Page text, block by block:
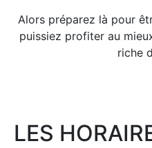
Alors préparez là pour
puissiez profiter au
riche
LES